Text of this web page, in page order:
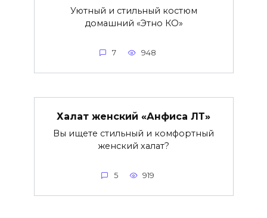
Уютный и стильный костюм
домашний «Этно КО»
7 948
Халат женский «Анфиса ЛТ»
Вы ищете стильный и комфортный
женский халат?
5 919